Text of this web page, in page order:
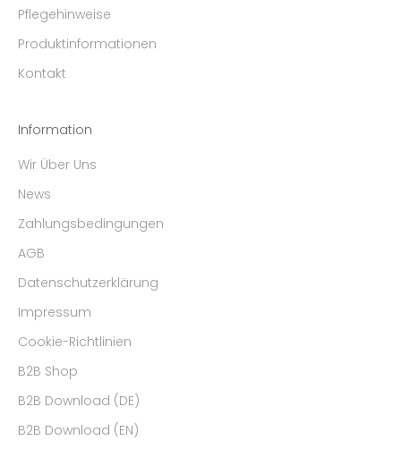
Pflegehinweise
Produktinformationen
Kontakt
Information
Wir Über Uns
News
Zahlungsbedingungen
AGB
Datenschutzerklärung
Impressum
Cookie-Richtlinien
B2B Shop
B2B Download (DE)
B2B Download (EN)